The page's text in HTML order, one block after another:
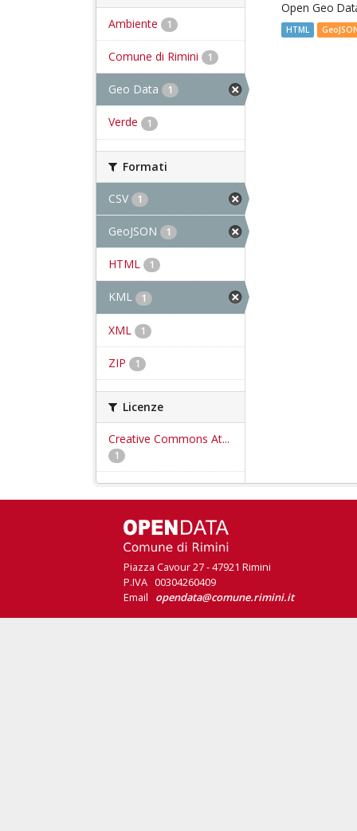
Ambiente 1
Comune di Rimini 1
Geo Data 1
Verde 1
Formati
CSV 1
GeoJSON 1
HTML 1
KML 1
XML 1
ZIP 1
Licenze
Creative Commons At...
1
Open Geo
HTML
Piazza Cavour 27 - 47921 Rimini
P.IVA 00304260409
Email opendata@comune.rimini.it